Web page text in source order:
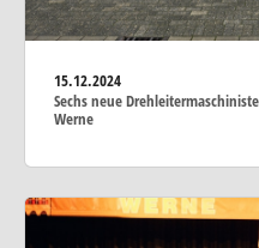
15.12.2024
Sechs neue
Werne